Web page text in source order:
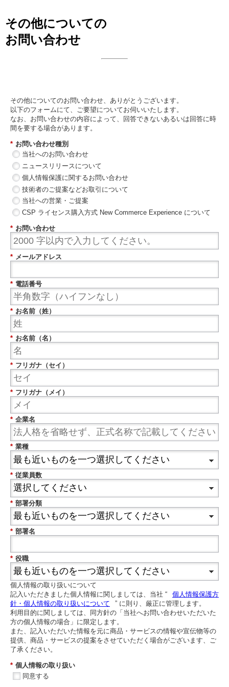
その他についての
お問い合わせ
その他についてのお問い合わせ、ありがとうございます。
以下のフォームにて、ご要望についてお伺いいたします。
なお、お問い合わせの内容によって、回答できないあるいは回答に時
間を要する場合があります。
* お問い合わせ種別
当社へのお問い合わせ
ニュースリリースについて
個人情報保護に関するお問い合わせ
技術者のご提案などお取引について
当社への営業・ご提案
CSP ライセンス購入方式 New Commerce Experience について
* お問い合わせ
* メールアドレス
* 電話番号
* お名前（姓）
* お名前（名）
* フリガナ（セイ）
* フリガナ（メイ）
* 企業名
* 業種
* 従業員数
* 部署分類
* 部署名
* 役職
個人情報の取り扱いについて
記入いただきました個人情報に関しましては、当社 “
個人情報保護方
針・個人情報の取り扱いについて
” に則り、厳正に管理します。
利用目的に関しましては、同方針の「当社へお問い合わせいただいた
方の個人情報の場合」に限定します。
また、記入いただいた情報を元に商品・サービスの情報や宣伝物等の
提供、商品・サービスの提案をさせていただく場合がございます、ご
了承ください。
* 個人情報の取り扱い
同意する